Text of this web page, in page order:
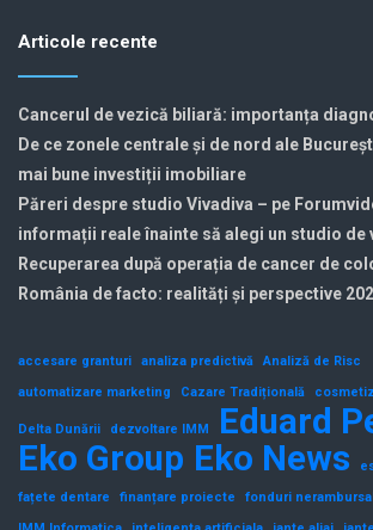
Articole recente
Cancerul de vezică biliară: importanța
De ce zonele centrale și de nord ale
mai bune investiții imobiliare
Păreri despre studio Vivadiva – pe
informații reale înainte să alegi un studio de
Recuperarea după operația de cancer de
România de facto: realități și perspective
accesare granturi analiza predictivă
Analiză de Risc
automatizare marketing
Cazare Tradițională
Delta Dunării dezvoltare IMM
Eduard
Eko Group Eko News
fațete dentare
finanțare proiecte fonduri